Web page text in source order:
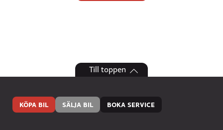
Till toppen
KÖPA BIL SÄLJA BIL BOKA SERVICE